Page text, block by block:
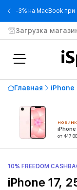
-3% на MacBook
Загрузка
Главная iPhone
iPhone
от 447
10% FREEDOM
iPhone 17,